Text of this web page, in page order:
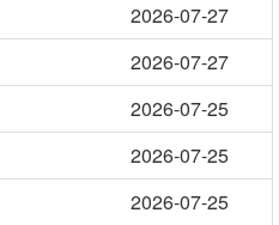
2026-07-27
2026-07-27
2026-07-25
2026-07-25
2026-07-25